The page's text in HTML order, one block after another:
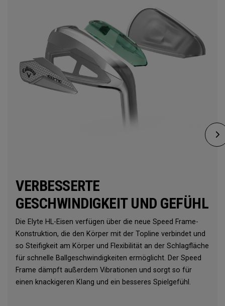
VERBESSERTE
GESCHWINDIGKEIT UND GEFÜHL
Die Elyte HL-Eisen verfügen über die neue Speed Frame-
Konstruktion, die den Körper mit der Topline verbindet und
so Steifigkeit am Körper und Flexibilität an der Schlagfläche
für schnelle Ballgeschwindigkeiten ermöglicht. Der Speed
Frame dämpft außerdem Vibrationen und sorgt so für
einen knackigeren Klang und ein besseres Spielgefühl.